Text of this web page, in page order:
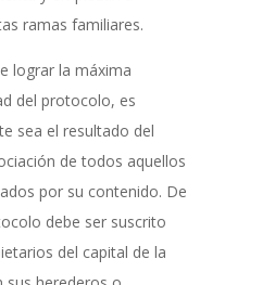
ramas familiares.
lograr la máxima
del protocolo, es
sea el resultado del
de todos aquellos
por su contenido. De
debe ser suscrito
del capital de la